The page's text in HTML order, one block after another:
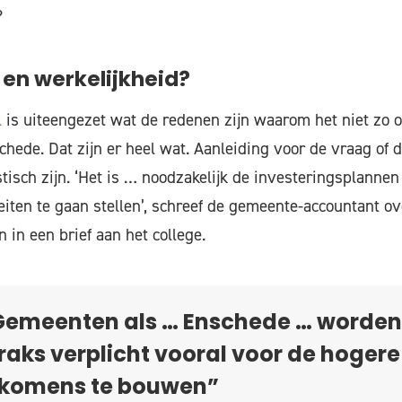
werkelijkheid?
is uiteengezet wat de redenen zijn waarom het niet zo
Dat zijn er heel wat. Aanleiding voor de vraag of
zijn. ‘Het is … noodzakelijk de
te gaan stellen’, schreef de gemeente-accountant
in een brief aan het college.
als … Enschede … worden
verplicht vooral voor de hogere
te bouwen”